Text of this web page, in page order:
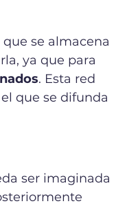
se almacena
ya que para
. Esta red
que se difunda
ser imaginada